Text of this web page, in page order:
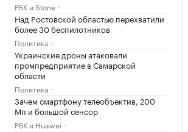
РБК и Stone
Над Ростовской областью перехватили
более 30 беспилотников
Политика
Украинские дроны атаковали
промпредприятие в Самарской
области
Политика
Зачем смартфону телеобъектив, 200
Мп и большой сенсор
РБК и Huawei